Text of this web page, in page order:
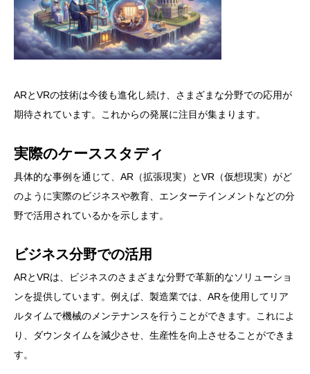
ARとVRの技術は今後も進化し続け、さまざまな分野での応用が
期待されています。これからの発展に注目が集まります。
実際のケーススタディ
具体的な事例を通じて、AR（拡張現実）とVR（仮想現実）がど
のように実際のビジネスや教育、エンターテインメントなどの分
野で活用されているかを示します。
ビジネス分野での活用
ARとVRは、ビジネスのさまざまな分野で革新的なソリューショ
ンを提供しています。例えば、製造業では、ARを使用してリア
ルタイムで機械のメンテナンスを行うことができます。これによ
り、ダウンタイムを減少させ、生産性を向上させることができま
す。